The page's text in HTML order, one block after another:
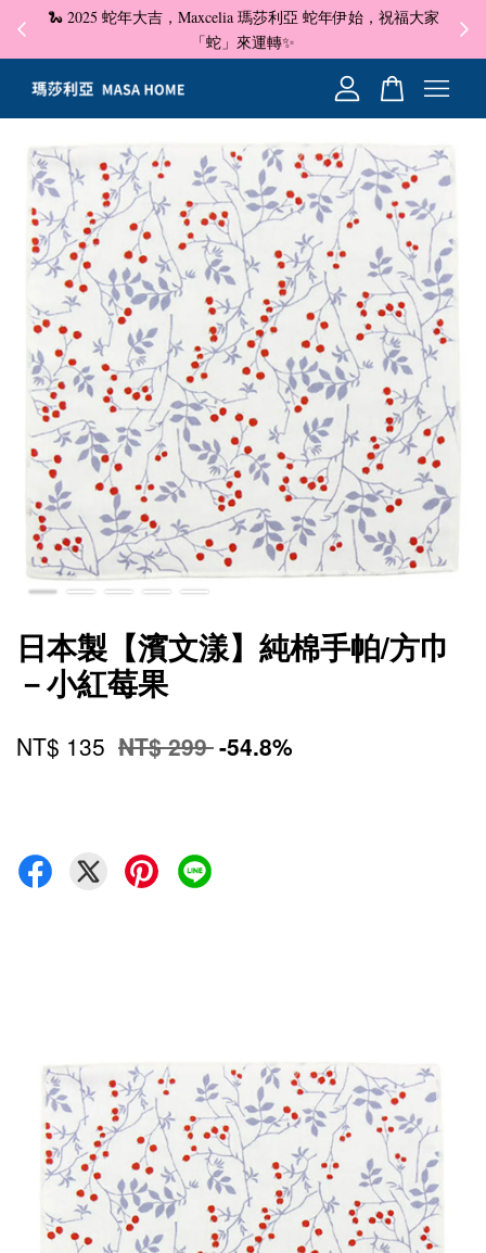
🐍 2025 蛇年大吉，Maxcelia 瑪莎利亞 蛇年伊始，祝福大家
「蛇」來運轉✨
✦
日本製【濱文漾】純棉手帕/方巾
－小紅莓果
NT$ 135 NT$ 299-54.8%
您的購物車目前還是空的。
繼續購物